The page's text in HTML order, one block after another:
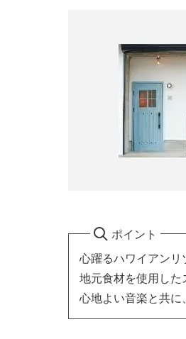
ポイント
心躍るハワイアンリ
地元食材を使用し
心地よい音楽と共